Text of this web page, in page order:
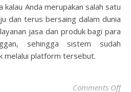
kalau Anda merupakan salah satu
dan terus bersaing dalam dunia
jasa dan produk bagi para
sehingga sistem sudah
melalui platform tersebut.
Comments Offon